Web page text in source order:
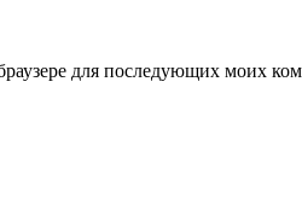
для последующих моих